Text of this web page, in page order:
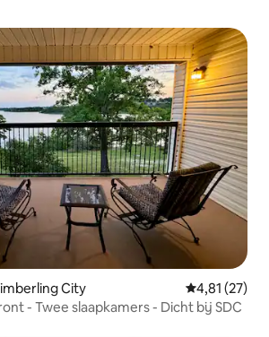
City Gemiddelde
4,81 (27)
- Twee slaapkamers - Dicht bij SDC